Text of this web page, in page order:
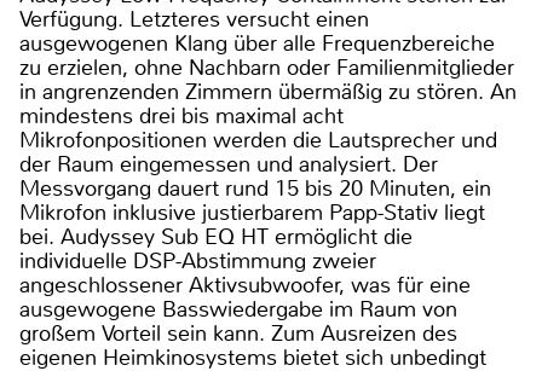
Verfügung. Letzteres versucht einen
ausgewogenen Klang über alle Frequenzbereiche
zu erzielen, ohne Nachbarn oder Familienmitglieder
in angrenzenden Zimmern übermäßig zu stören. An
mindestens drei bis maximal acht
Mikrofonpositionen werden die Lautsprecher und
der Raum eingemessen und analysiert. Der
Messvorgang dauert rund 15 bis 20 Minuten, ein
Mikrofon inklusive justierbarem Papp-Stativ liegt
bei. Audyssey Sub EQ HT ermöglicht die
individuelle DSP-Abstimmung zweier
angeschlossener Aktivsubwoofer, was für eine
ausgewogene Basswiedergabe im Raum von
großem Vorteil sein kann. Zum Ausreizen des
eigenen Heimkinosystems bietet sich unbedingt